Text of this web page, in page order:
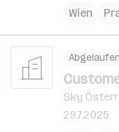
Wien
Abgelaufen
Sky
29.7.2025